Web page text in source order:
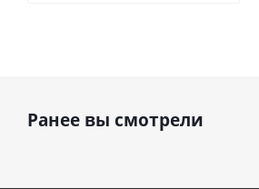
Ранее вы смотрели